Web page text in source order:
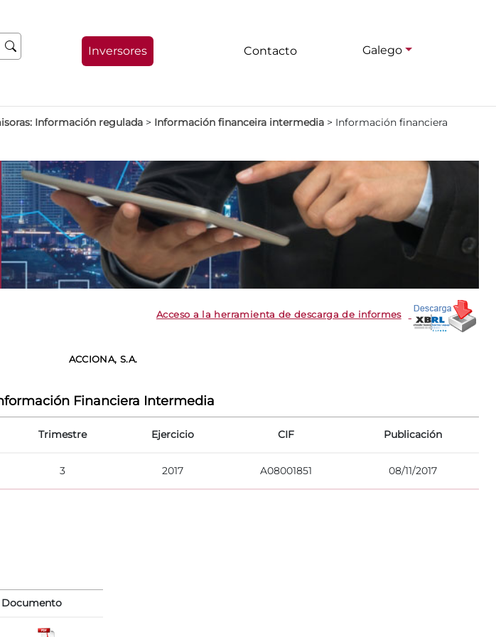
Inversores Contacto Galego
Información regulada > Información financeira intermedia > Información financiera
Acceso a la herramienta de descarga de informes
ACCIONA, S.A.
Financiera Intermedia
Trimestre Ejercicio CIF Publicación
3 2017 A08001851 08/11/2017
Documento